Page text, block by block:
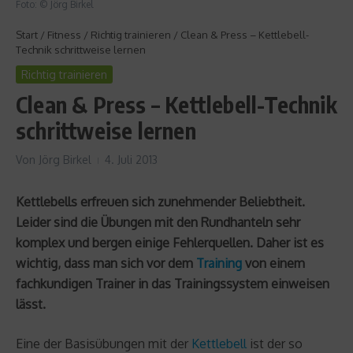
Foto: © Jörg Birkel
Start / Fitness / Richtig trainieren / Clean & Press – Kettlebell-
Technik schrittweise lernen
Richtig trainieren
Clean & Press – Kettlebell-Technik
schrittweise lernen
Von Jörg Birkel 4. Juli 2013
Kettlebells erfreuen sich zunehmender Beliebtheit.
Leider sind die Übungen mit den Rundhanteln sehr
komplex und bergen einige Fehlerquellen. Daher ist es
wichtig, dass man sich vor dem Training von einem
fachkundigen Trainer in das Trainingssystem einweisen
lässt.
Eine der Basisübungen mit der Kettlebell ist der so